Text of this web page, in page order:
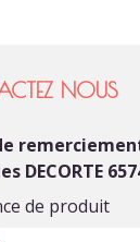
NOUS
DECORTE
de produit